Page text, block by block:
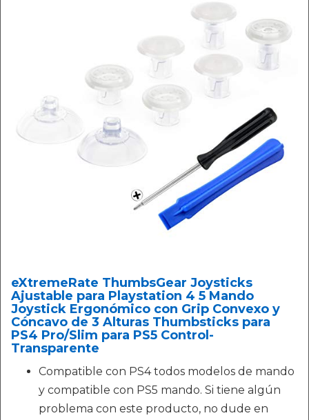
eXtremeRate ThumbsGear Joysticks
Ajustable para Playstation 4 5 Mando
Joystick Ergonómico con Grip Convexo y
Cóncavo de 3 Alturas Thumbsticks para
PS4 Pro/Slim para PS5 Control-
Transparente
Compatible con PS4 todos modelos de mando
y compatible con PS5 mando. Si tiene algún
problema con este producto, no dude en